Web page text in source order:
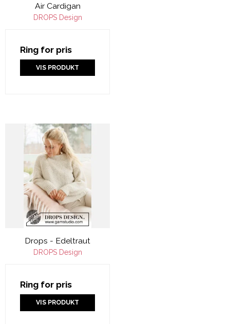
Air Cardigan
DROPS Design
Ring for pris
VIS PRODUKT
Drops - Edeltraut
DROPS Design
Ring for pris
VIS PRODUKT